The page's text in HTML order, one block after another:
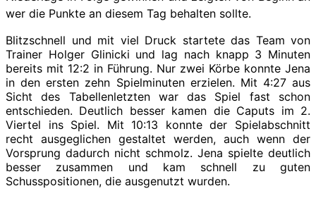
wer die Punkte an diesem Tag behalten sollte.
Blitzschnell und mit viel Druck startete das Team von
Trainer Holger Glinicki und lag nach knapp 3 Minuten
bereits mit 12:2 in Führung. Nur zwei Körbe konnte Jena
in den ersten zehn Spielminuten erzielen. Mit 4:27 aus
Sicht des Tabellenletzten war das Spiel fast schon
entschieden. Deutlich besser kamen die Caputs im 2.
Viertel ins Spiel. Mit 10:13 konnte der Spielabschnitt
recht ausgeglichen gestaltet werden, auch wenn der
Vorsprung dadurch nicht schmolz. Jena spielte deutlich
besser zusammen und kam schnell zu guten
Schusspositionen, die ausgenutzt wurden.